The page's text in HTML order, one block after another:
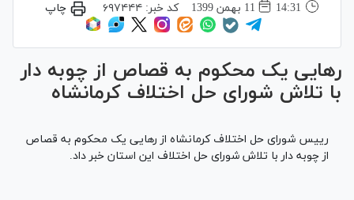
14:31
11 بهمن 1399 کد خبر: ۶۹۷۴۴۴ چاپ
رهایی یک محکوم به قصاص از چوبه دار
با تلاش شورای حل اختلاف کرمانشاه
رییس شورای حل اختلاف کرمانشاه از رهایی یک محکوم به قصاص
از چوبه دار با تلاش شورای حل اختلاف این استان خبر داد.